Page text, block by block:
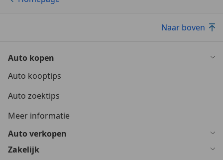
Naar boven
Auto kopen
Auto kooptips
Auto zoektips
Meer informatie
Auto verkopen
Zakelijk